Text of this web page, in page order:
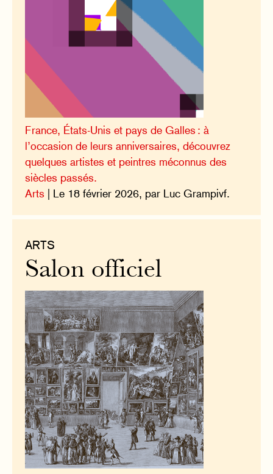
France, États-Unis et pays de Galles : à
l’occasion de leurs anniversaires, découvrez
quelques artistes et peintres méconnus des
siècles passés.
Arts | Le 18 février 2026, par Luc Grampivf.
ARTS
Salon officiel